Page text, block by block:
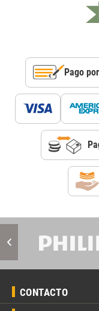
Pago
CONTACTO